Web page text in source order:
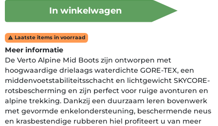
In winkelwagen
 Laatste items in voorraad
Meer informatie
De Verto Alpine Mid Boots zijn ontworpen met
hoogwaardige drielaags waterdichte GORE-TEX, een
middenvoetstabiliteitsschacht en lichtgewicht SKYCORE-
rotsbescherming en zijn perfect voor ruige avonturen en
alpine trekking. Dankzij een duurzaam leren bovenwerk
met gevormde enkelondersteuning, beschermende neus
en krasbestendige rubberen hiel profiteert u van meer